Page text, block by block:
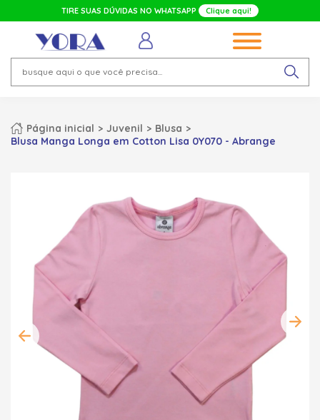
TIRE SUAS DÚVIDAS NO WHATSAPP Clique aqui!
Página inicial Juvenil
Blusa
Blusa Manga Longa em Cotton Lisa 0Y070 - Abrange